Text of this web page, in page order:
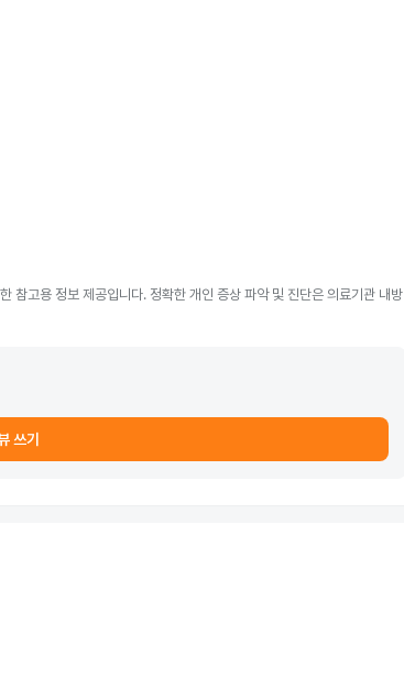
참고용 정보 제공입니다. 정확한 개인 증상 파악 및 진단은 의료기관 내방
쓰기